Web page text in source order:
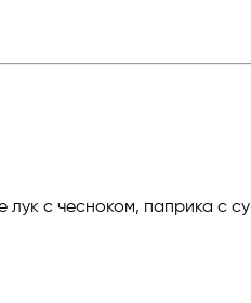
лук с чесноком, паприка